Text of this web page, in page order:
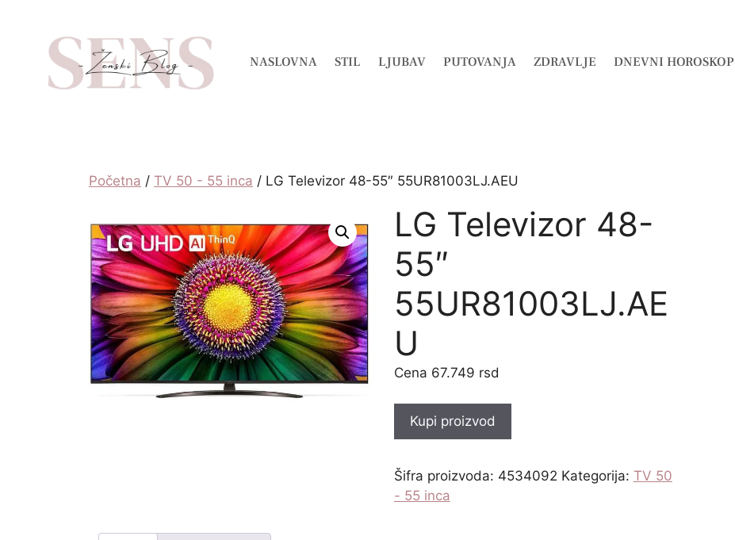
NASLOVNA STIL LJUBAV PUTOVANJA ZDRAVLJE DNEVNI HOROSKOP
Početna / TV 50 - 55 inca / LG Televizor 48-55″ 55UR81003LJ.AEU
LG Televizor 48-
55″
55UR81003LJ.AE
U
67.749 rsd
Kupi proizvod
Šifra proizvoda: 4534092 Kategorija: TV 50
- 55 inca